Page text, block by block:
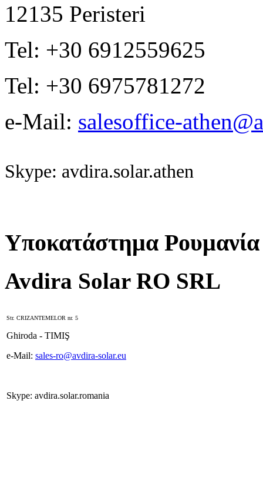
12135 Peristeri
Tel: +30 6912559625
Tel: +30 6975781272
e-Mail: salesoffice-
Skype: avdira.solar.athen
Υποκατάστημα Ρουμανία
Avdira Solar RO SRL
Str. CRIZANTEMELOR nr. 5
Ghiroda - TIMIŞ
e-Mail: sales-ro@avdira-solar.eu
Skype: avdira.solar.romania